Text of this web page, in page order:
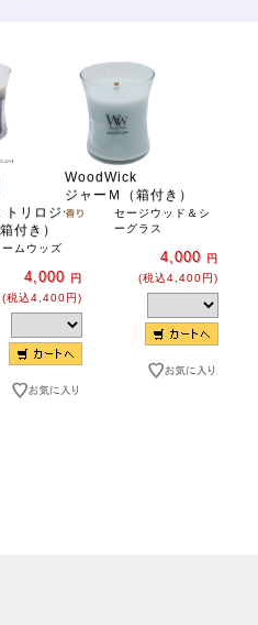
リロジー
付き）
ームウッズ
4,000 円
(税込4,400円)
WoodWick
ジャーＭ（箱付き）
セージウッド＆シ
ーグラス
4,000 円
(税込4,400円)